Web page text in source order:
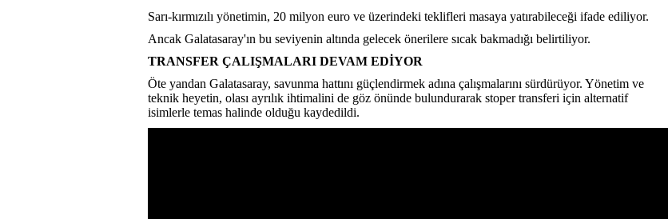
Sarı-kırmızılı yönetimin, 20 milyon euro ve üzerindeki teklifleri masaya yatırabileceği ifade ediliyor.
Ancak Galatasaray'ın bu seviyenin altında gelecek önerilere sıcak bakmadığı belirtiliyor.
TRANSFER ÇALIŞMALARI DEVAM EDİYOR
Öte yandan Galatasaray, savunma hattını güçlendirmek adına çalışmalarını sürdürüyor. Yönetim ve
teknik heyetin, olası ayrılık ihtimalini de göz önünde bulundurarak stoper transferi için alternatif
isimlerle temas halinde olduğu kaydedildi.